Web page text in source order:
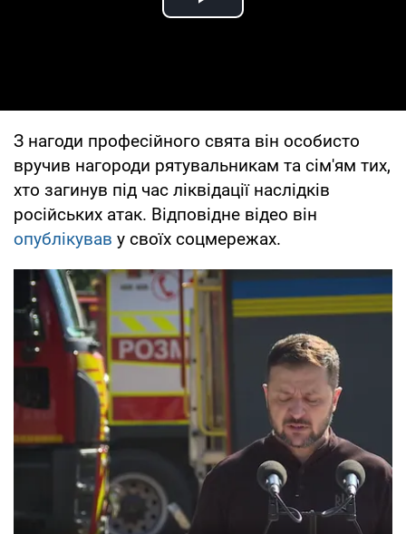
Play Video
З нагоди професійного свята він особисто
вручив нагороди рятувальникам та сім'ям тих,
хто загинув під час ліквідації наслідків
російських атак. Відповідне відео він
опублікував у своїх соцмережах.